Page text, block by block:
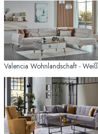
Valencia Wohnlandschaft - Weiß